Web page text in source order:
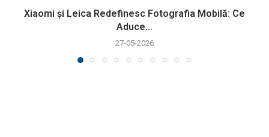
Xiaomi și Leica Redefinesc Fotografia Mobilă: Ce
Aduce...
27-05-2026